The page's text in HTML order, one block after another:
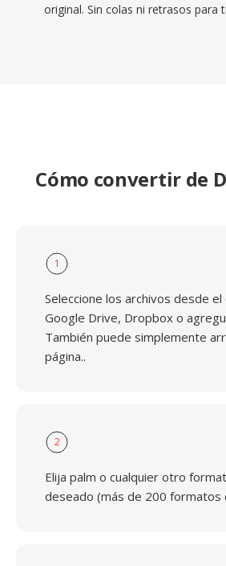
original. Sin colas ni retrasos para
Cómo convertir de
1
Seleccione los archivos desde
Google Drive, Dropbox o
También puede simplemente
página..
2
Elija palm o cualquier otro
deseado (más de 200 formatos